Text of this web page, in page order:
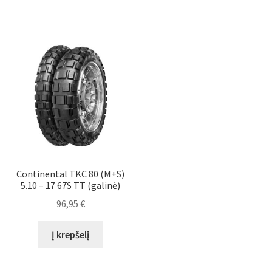
Continental TKC 80 (M+S)
5.10 – 17 67S TT (galinė)
96,95 €
Į krepšelį